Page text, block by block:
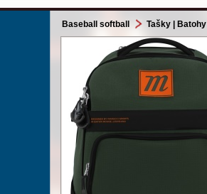
Baseball softball Tašky | Batohy